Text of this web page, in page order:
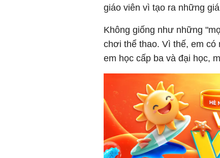
giáo viên vì tạo ra những
Không giống như những
chơi thể thao. Vì thế, em có
em học cấp ba và đại học,